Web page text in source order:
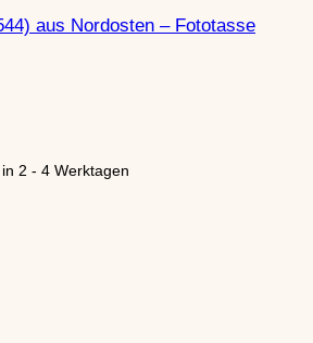
aus Nordosten – Fototasse
2 - 4 Werktagen